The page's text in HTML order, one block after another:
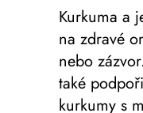
Kurkuma a
na zdravé
nebo
také
kurkumy s